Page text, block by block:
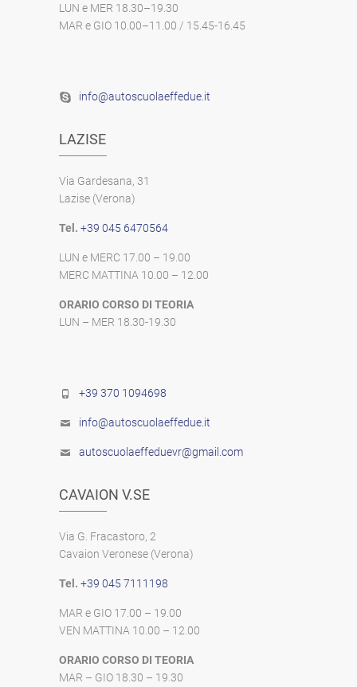
LUN e MER 18.30–19.30
MAR e GIO 10.00–11.00 / 15.45-16.45
info@autoscuolaeffedue.it
LAZISE
Via Gardesana, 31
Lazise (Verona)
Tel. +39 045 6470564
LUN e MERC 17.00 – 19.00
MERC MATTINA 10.00 – 12.00
ORARIO CORSO DI TEORIA
LUN – MER 18.30-19.30
+39 370 1094698
info@autoscuolaeffedue.it
autoscuolaeffeduevr@gmail.com
CAVAION V.SE
Via G. Fracastoro, 2
Cavaion Veronese (Verona)
Tel. +39 045 7111198
MAR e GIO 17.00 – 19.00
VEN MATTINA 10.00 – 12.00
ORARIO CORSO DI TEORIA
MAR – GIO 18.30 – 19.30